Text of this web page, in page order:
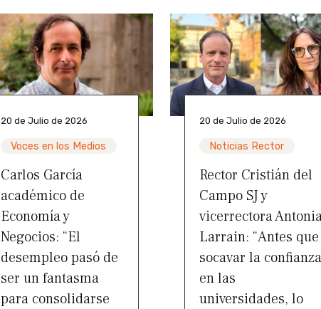
20 de Julio de 2026
Voces en los Medios
Carlos García
académico de
Economía y
Negocios: “El
desempleo pasó de
ser un fantasma
para consolidarse
20 de Julio de 2026
Noticias Rector
Rector Cristián del
Campo SJ y
vicerrectora
Larrain: “Antes que
socavar la confianza
en las
universidades, lo